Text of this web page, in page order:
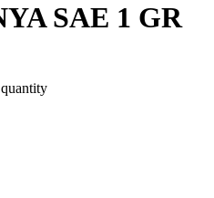
SAE 1 GR